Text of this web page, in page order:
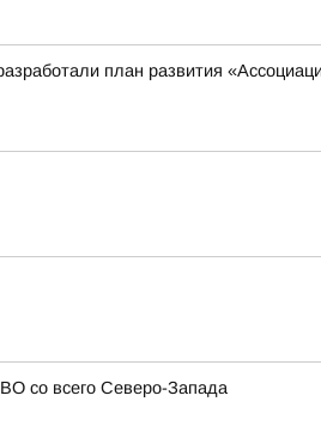
план развития
со всего Северо-Запада